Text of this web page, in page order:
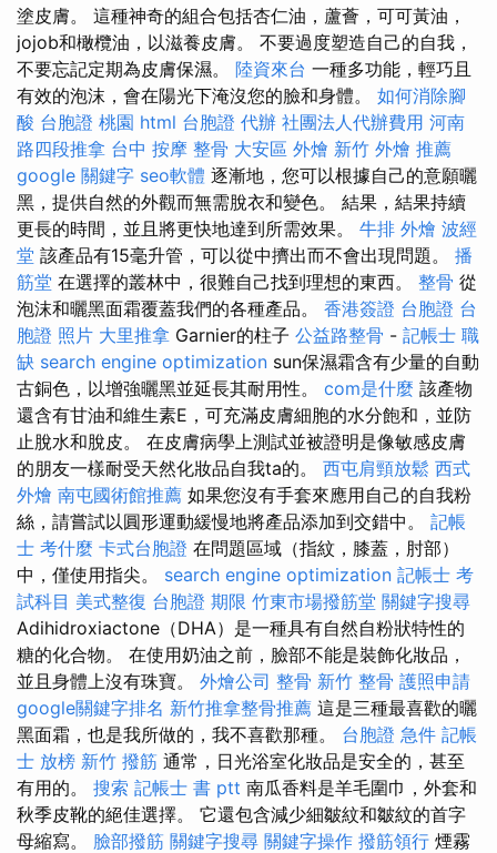
塗皮膚。 這種神奇的組合包括杏仁油，蘆薈，可可黃油，
jojob和橄欖油，以滋養皮膚。 不要過度塑造自己的自我，
不要忘記定期為皮膚保濕。 陸資來台 一種多功能，輕巧且
有效的泡沫，會在陽光下淹沒您的臉和身體。 如何消除腳
酸 台胞證 桃園 html 台胞證 代辦 社團法人代辦費用 河南
路四段推拿 台中 按摩 整骨 大安區 外燴 新竹 外燴 推薦
google 關鍵字 seo軟體 逐漸地，您可以根據自己的意願曬
黑，提供自然的外觀而無需脫衣和變色。 結果，結果持續
更長的時間，並且將更快地達到所需效果。 牛排 外燴 波經
堂 該產品有15毫升管，可以從中擠出而不會出現問題。 播
筋堂 在選擇的叢林中，很難自己找到理想的東西。 整骨 從
泡沫和曬黑面霜覆蓋我們的各種產品。 香港簽證 台胞證 台
胞證 照片 大里推拿 Garnier的柱子 公益路整骨 - 記帳士 職
缺 search engine optimization sun保濕霜含有少量的自動
古銅色，以增強曬黑並延長其耐用性。 com是什麼 該產物
還含有甘油和維生素E，可充滿皮膚細胞的水分飽和，並防
止脫水和脫皮。 在皮膚病學上測試並被證明是像敏感皮膚
的朋友一樣耐受天然化妝品自我ta的。 西屯肩頸放鬆 西式
外燴 南屯國術館推薦 如果您沒有手套來應用自己的自我粉
絲，請嘗試以圓形運動緩慢地將產品添加到交錯中。 記帳
士 考什麼 卡式台胞證 在問題區域（指紋，膝蓋，肘部）
中，僅使用指尖。 search engine optimization 記帳士 考
試科目 美式整復 台胞證 期限 竹東市場撥筋堂 關鍵字搜尋
Adihidroxiactone（DHA）是一種具有自然自粉狀特性的
糖的化合物。 在使用奶油之前，臉部不能是裝飾化妝品，
並且身體上沒有珠寶。 外燴公司 整骨 新竹 整骨 護照申請
google關鍵字排名 新竹推拿整骨推薦 這是三種最喜歡的曬
黑面霜，也是我所做的，我不喜歡那種。 台胞證 急件 記帳
士 放榜 新竹 撥筋 通常，日光浴室化妝品是安全的，甚至
有用的。 搜索 記帳士 書 ptt 南瓜香料是羊毛圍巾，外套和
秋季皮靴的絕佳選擇。 它還包含減少細皺紋和皺紋的首字
母縮寫。 臉部撥筋 關鍵字搜尋 關鍵字操作 撥筋領行 煙霧